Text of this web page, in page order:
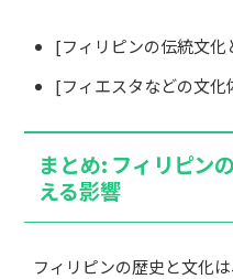
[フィリピンの伝統文化
[フィエスタなどの文
まとめ: フィリピン
える影響
フィリピンの歴史と文化